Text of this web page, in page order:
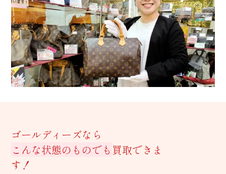
ゴールディーズなら
こんな状態のものでも 買取できま
す！